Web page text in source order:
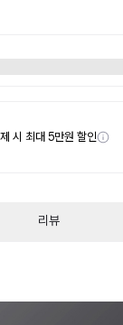
시 최대 5만원 할인
리뷰